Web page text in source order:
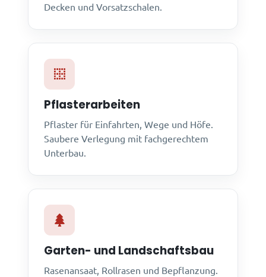
Decken und Vorsatzschalen.
Pflasterarbeiten
Pflaster für Einfahrten, Wege und Höfe.
Saubere Verlegung mit fachgerechtem
Unterbau.
Garten- und Landschaftsbau
Rasenansaat, Rollrasen und Bepflanzung.